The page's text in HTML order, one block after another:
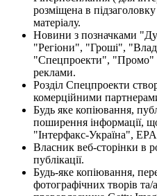
розміщена в
матеріалу.
Новини з позначками
"Регіони", "Гроші",
"Спецпроекти", "Промо"
реклами.
Розділ Спецпроекти
комерційними
Будь яке копіювання,
поширення інформації,
"Інтерфакс-Україна",
Власник веб-сторінки в
публікації.
Будь-яке копіювання,
фотографічних творів та/